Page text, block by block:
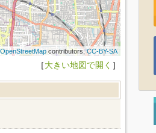
OpenStreetMapcontributors,CC-BY-SA
［大きい地図で開く ］